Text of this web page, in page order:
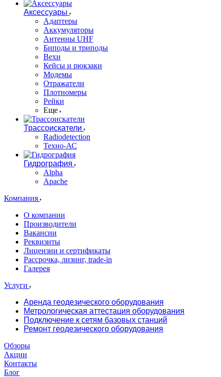
Аксессуары
Адаптеры
Аккумуляторы
Антенны UHF
Биподы и триподы
Вехи
Кейсы и рюкзаки
Модемы
Отражатели
Плотномеры
Рейки
Еще
Трассоискатели
Radiodetection
Техно-АС
Гидрография
Alpha
Apache
Компания
О компании
Производители
Вакансии
Реквизиты
Лицензии и сертификаты
Рассрочка, лизинг, trade-in
Галерея
Услуги
Аренда геодезического оборудования
Метрологическая аттестация оборудования
Подключение к сетям базовых станций
Ремонт геодезического оборудования
Обзоры
Акции
Контакты
Блог